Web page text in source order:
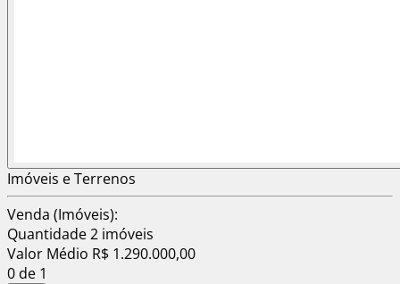
Imóveis e Terrenos
Venda (Imóveis):
Quantidade2 imóveis
Valor Médio R$ 1.290.000,00
0 de 1